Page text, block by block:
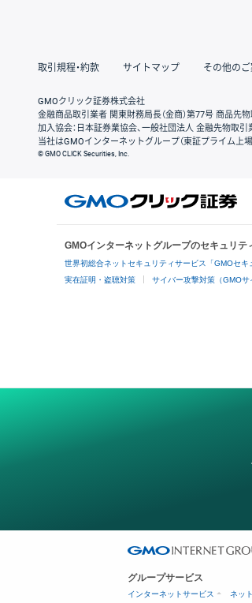
取引規程・約款 サイトマップ その他のご
GMOクリック証券株式会社
金融商品取引業者 関東財務局長（金商）第77号 商品先
加入協会：日本証券業協会、一般社団法人 金融先物取
当社はGMOインターネットグループ（東証プライム上場
© GMO CLICK Securities, Inc.
GMOインターネットグループのセキュリテ
世界初総合ネットセキュリティサービス「GMOセキ
実在証明・盗聴対策 サイバー攻撃対策（GMOサ
グループサービス
インターネットサービス ネッ